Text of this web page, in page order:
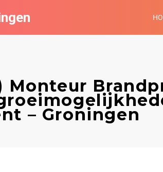
Monteur
– Groningen